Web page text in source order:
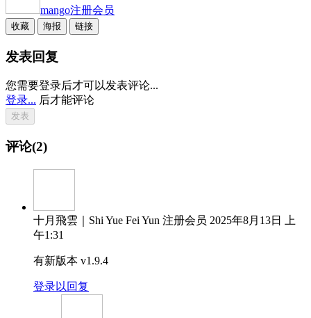
mango注册会员
收藏 海报 链接
发表回复
您需要登录后才可以发表评论...
登录... 后才能评论
评论(2)
十月飛雲｜Shi Yue Fei Yun 注册会员 2025年8月13日 上
午1:31
有新版本 v1.9.4
登录以回复